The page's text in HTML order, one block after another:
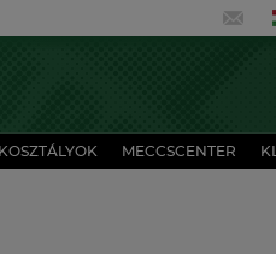
MECCSCENTER